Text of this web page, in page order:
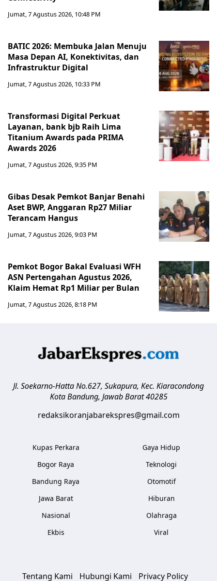
Jumat, 7 Agustus 2026, 10:48 PM
BATIC 2026: Membuka Jalan Menuju
Masa Depan AI, Konektivitas, dan
Infrastruktur Digital
Jumat, 7 Agustus 2026, 10:33 PM
Transformasi Digital Perkuat
Layanan, bank bjb Raih Lima
Titanium Awards pada PRIMA
Awards 2026
Jumat, 7 Agustus 2026, 9:35 PM
Gibas Desak Pemkot Banjar Benahi
Aset BWP, Anggaran Rp27 Miliar
Terancam Hangus
Jumat, 7 Agustus 2026, 9:03 PM
Pemkot Bogor Bakal Evaluasi WFH
ASN Pertengahan Agustus 2026,
Klaim Hemat Rp1 Miliar per Bulan
Jumat, 7 Agustus 2026, 8:18 PM
Jl. Soekarno-Hatta No.627, Sukapura, Kec. Kiaracondong
Kota Bandung, Jawab Barat 40285
redaksikoranjabarekspres@gmail.com
Kupas Perkara
Bogor Raya
Bandung Raya
Jawa Barat
Nasional
Ekbis
Gaya Hidup
Teknologi
Otomotif
Hiburan
Olahraga
Viral
Tentang Kami Hubungi Kami Privacy Policy